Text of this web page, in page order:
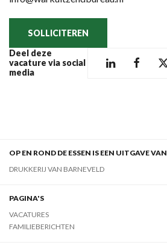
SOLLICITEREN
Deel deze
vacature via social
media
OP EN ROND DE ESSEN IS EEN UITGAVE VAN
DRUKKERIJ VAN BARNEVELD
PAGINA'S
VACATURES
FAMILIEBERICHTEN